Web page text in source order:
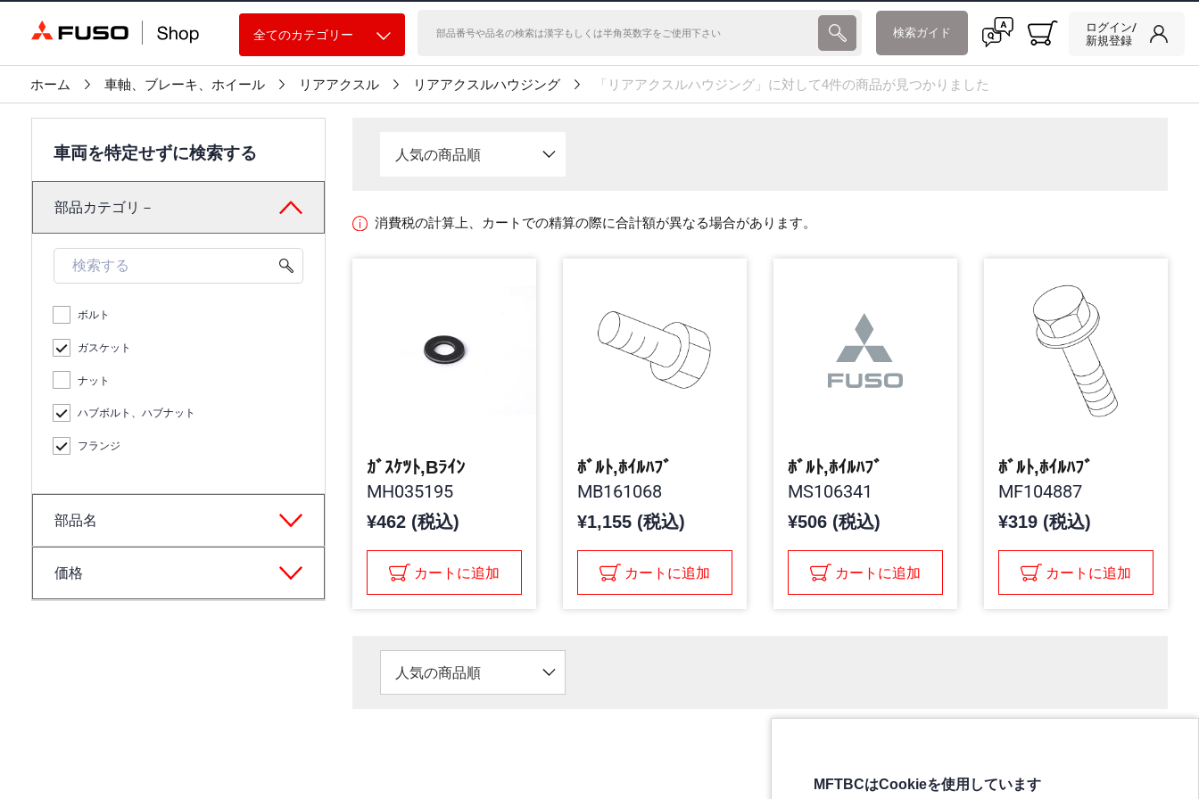
全てのカテゴリー 検索ガイド
ログイン/
新規登録
ホーム 車軸、ブレーキ、ホイール リアアクスル リアアクスルハウジング 「リアアクスルハウジング」に対して4件の商品が見つかりました
車両を特定せずに検索する
部品カテゴリ－
ボルト
ガスケット
ナット
ハブボルト、ハブナット
フランジ
部品名
価格
人気の商品順
消費税の計算上、カートでの精算の際に合計額が異なる場合があります。
ｶﾞｽｹﾂﾄ,Bﾗｲﾝ
MH035195
¥462 (税込)
カートに追加
ﾎﾞﾙﾄ,ﾎｲﾙﾊﾌﾞ
MB161068
¥1,155 (税込)
カートに追加
ﾎﾞﾙﾄ,ﾎｲﾙﾊﾌﾞ
MS106341
¥506 (税込)
カートに追加
ﾎﾞﾙﾄ,ﾎｲﾙﾊﾌﾞ
MF104887
¥319 (税込)
カートに追加
人気の商品順
MFTBCはCookieを使用しています